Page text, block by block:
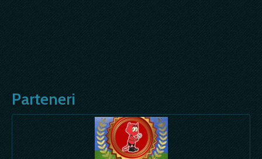
Parteneri